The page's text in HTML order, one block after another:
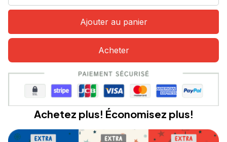
Ajouter au panier
Acheter
Achetez plus! Économisez plus!